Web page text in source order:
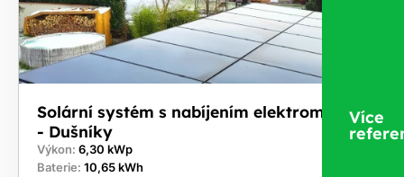
Solární systém s nabíjením elektromobilů
- Dušníky
Výkon: 6,30 kWp
Baterie: 10,65 kWh
Více